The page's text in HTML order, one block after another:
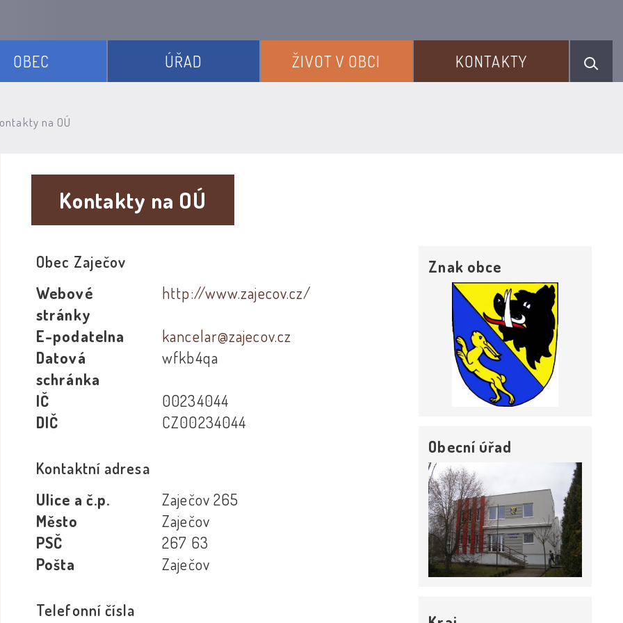
OBEC ÚŘAD ŽIVOT V OBCI KONTAKTY
na OÚ
Kontakty na OÚ
Obec Zaječov
Webové
stránky
http://www.zajecov.cz/
E-podatelna
kancelar@zajecov.cz
Datová
schránka
wfkb4qa
IČ
00234044
DIČ
CZ00234044
Kontaktní adresa
Ulice a č.p.
Zaječov 265
Město
Zaječov
PSČ
267 63
Pošta
Zaječov
Telefonní čísla
Znak obce
Obecní úřad